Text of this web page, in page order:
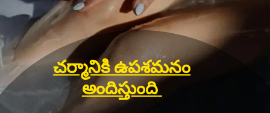
చర్మానికి ఉపశమనం
అందిస్తుంది